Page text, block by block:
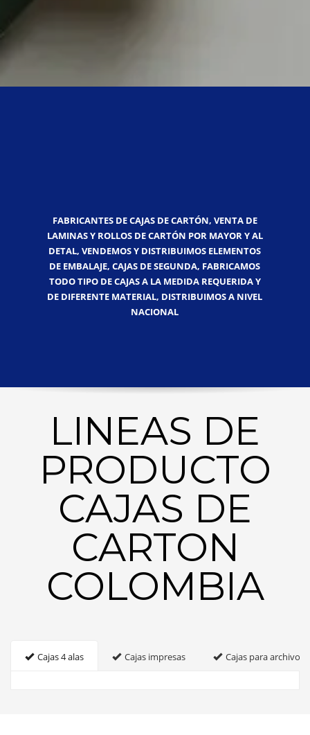
FABRICANTES DE CAJAS DE CARTÓN, VENTA DE
LAMINAS Y ROLLOS DE CARTÓN POR MAYOR Y AL
DETAL, VENDEMOS Y DISTRIBUIMOS ELEMENTOS
DE EMBALAJE, CAJAS DE SEGUNDA, FABRICAMOS
TODO TIPO DE CAJAS A LA MEDIDA REQUERIDA Y
DE DIFERENTE MATERIAL, DISTRIBUIMOS A NIVEL
NACIONAL
LINEAS DE
PRODUCTO
CAJAS DE
CARTON
COLOMBIA
Cajas 4 alas Cajas impresas Cajas para archivo